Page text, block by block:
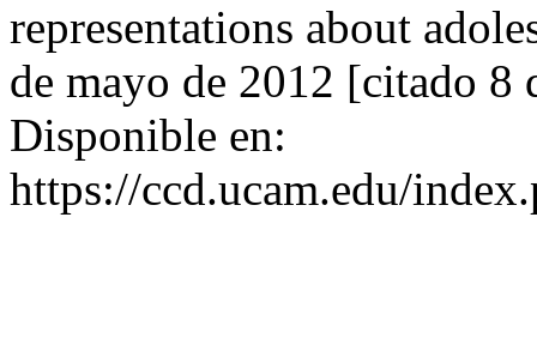
representations about
de mayo de 2012 [citado 8
Disponible en:
https://ccd.ucam.edu/